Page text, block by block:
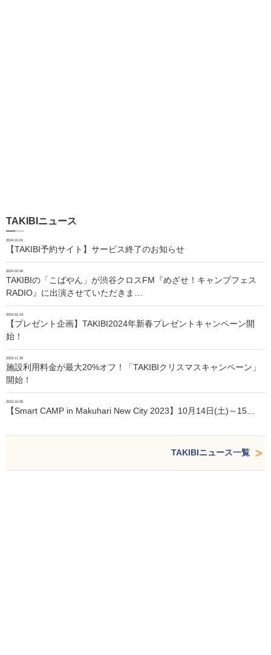
TAKIBIニュース
2024.10.01
【TAKIBI予約サイト】サービス終了のお知らせ
2024.02.06
TAKIBIの「こばやん」が渋谷クロスFM『めざせ！キャンプフェス
RADIO』に出演させていただきま…
2024.01.24
【プレゼント企画】TAKIBI2024年新春プレゼントキャンペーン開
始！
2023.11.30
施設利用料金が最大20%オフ！「TAKIBIクリスマスキャンペーン」
開始！
2023.10.05
【Smart CAMP in Makuhari New City 2023】10月14日(土)～15…
TAKIBIニュース一覧